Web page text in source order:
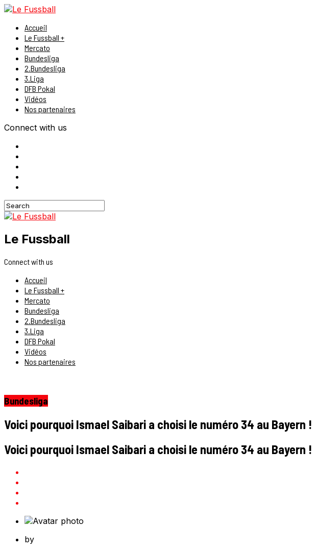
Accueil
Le Fussball +
Mercato
Bundesliga
2.Bundesliga
3.Liga
DFB Pokal
Vidéos
Nos partenaires
Connect with us
Le Fussball
Connect with us
Accueil
Le Fussball +
Mercato
Bundesliga
2.Bundesliga
3.Liga
DFB Pokal
Vidéos
Nos partenaires
Bundesliga
Voici pourquoi Ismael Saibari a choisi le numéro 34 au Bayern !
Voici pourquoi Ismael Saibari a choisi le numéro 34 au Bayern !
by